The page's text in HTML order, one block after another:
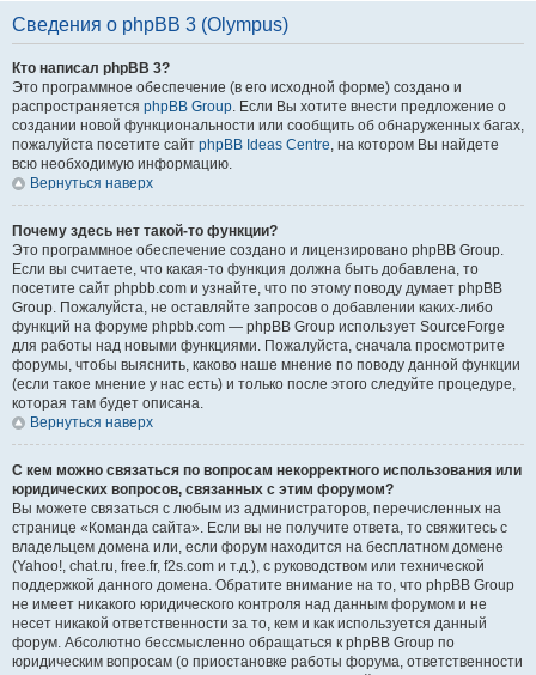
Сведения о phpBB 3 (Olympus)
Кто написал phpBB 3?
Это программное обеспечение (в его исходной форме) создано и
распространяется phpBB Group. Если Вы хотите внести предложение о
создании новой функциональности или сообщить об обнаруженных багах,
пожалуйста посетите сайт phpBB Ideas Centre, на котором Вы найдете
всю необходимую информацию.
Вернуться наверх
Почему здесь нет такой-то функции?
Это программное обеспечение создано и лицензировано phpBB Group.
Если вы считаете, что какая-то функция должна быть добавлена, то
посетите сайт phpbb.com и узнайте, что по этому поводу думает phpBB
Group. Пожалуйста, не оставляйте запросов о добавлении каких-либо
функций на форуме phpbb.com — phpBB Group использует SourceForge
для работы над новыми функциями. Пожалуйста, сначала просмотрите
форумы, чтобы выяснить, каково наше мнение по поводу данной функции
(если такое мнение у нас есть) и только после этого следуйте процедуре,
которая там будет описана.
Вернуться наверх
С кем можно связаться по вопросам некорректного использования или
юридических вопросов, связанных с этим форумом?
Вы можете связаться с любым из администраторов, перечисленных на
странице «Команда сайта». Если вы не получите ответа, то свяжитесь с
владельцем домена или, если форум находится на бесплатном домене
(Yahoo!, chat.ru, free.fr, f2s.com и т.д.), с руководством или технической
поддержкой данного домена. Обратите внимание на то, что phpBB Group
не имеет никакого юридического контроля над данным форумом и не
несет никакой ответственности за то, кем и как используется данный
форум. Абсолютно бессмысленно обращаться к phpBB Group по
юридическим вопросам (о приостановке работы форума, ответственности